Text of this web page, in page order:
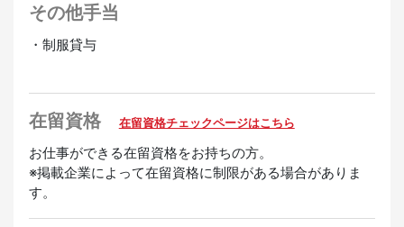
その他手当
・制服貸与
在留資格 在留資格チェックページはこちら
お仕事ができる在留資格をお持ちの方。
※掲載企業によって在留資格に制限がある場合がありま
す。